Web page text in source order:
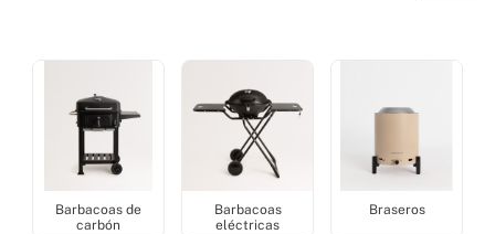
disfruta de momentos únicos en cada parrillada
Barbacoas de
carbón
Barbacoas
eléctricas
Braseros